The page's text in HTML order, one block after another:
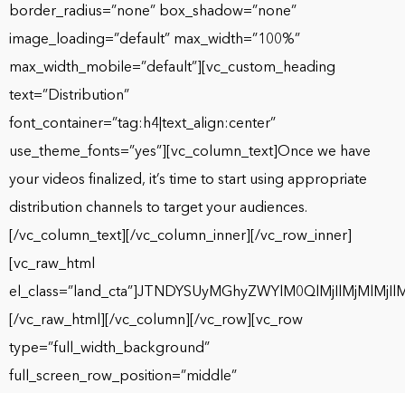
border_radius=”none” box_shadow=”none”
image_loading=”default” max_width=”100%”
max_width_mobile=”default”][vc_custom_heading
text=”Distribution”
font_container=”tag:h4|text_align:center”
use_theme_fonts=”yes”][vc_column_text]Once we have
your videos finalized, it’s time to start using appropriate
distribution channels to target your audiences.
[/vc_column_text][/vc_column_inner][/vc_row_inner]
[vc_raw_html
[/vc_raw_html][/vc_column][/vc_row][vc_row
type=”full_width_background”
full_screen_row_position=”middle”